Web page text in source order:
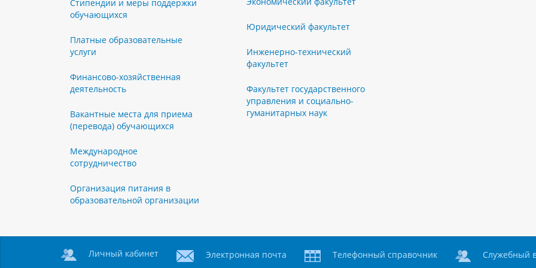
Стипендии и меры поддержки
обучающихся
Платные образовательные
услуги
Финансово-хозяйственная
деятельность
Вакантные места для приема
(перевода) обучающихся
Международное
сотрудничество
Организация питания в
образовательной организации
Юридический факультет
Инженерно-технический
факультет
Факультет государственного
управления и социально-
гуманитарных наук
Личный кабинет Электронная почта Телефонный справочник Служебный